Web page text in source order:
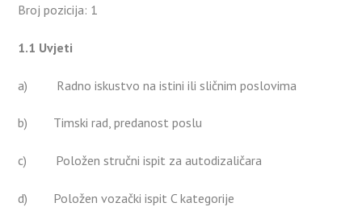
Broj pozicija: 1
1.1 Uvjeti
a) Radno iskustvo na istini ili sličnim poslovima
b) Timski rad, predanost poslu
c) Položen stručni ispit za autodizaličara
d) Položen vozački ispit C kategorije